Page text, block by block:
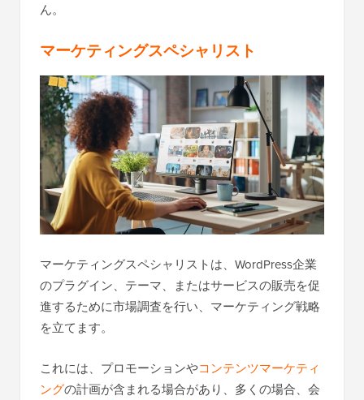
ん。
マーケティングスペシャリスト
マーケティングスペシャリストは、WordPress企業
のプラグイン、テーマ、またはサービスの販売を促
進するために市場調査を行い、マーケティング戦略
を立てます。
これには、プロモーションやコンテンツマーケティ
ングの計画が含まれる場合があり、多くの場合、会